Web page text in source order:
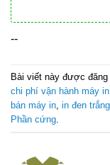
--
Bài viết này được đăng
chi phí vận hành máy in
bán máy in in đen trắng
Phần cứng